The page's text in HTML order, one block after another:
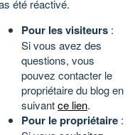
été réactivé.
Pour les visiteurs :
Si vous avez des
questions, vous
pouvez contacter le
propriétaire du blog en
suivantce lien.
Pour le propriétaire :